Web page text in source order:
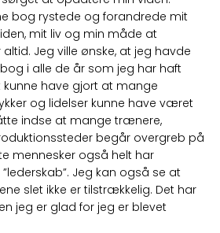
bog rystede og forandrede mit
mit liv og min måde at
Jeg ville ønske, at jeg havde
i alle de år som jeg har haft
have gjort at mange
og lidelser kunne have været
indse at mange trænere,
begår overgreb på
mennesker også helt har
Jeg kan også se at
slet ikke er tilstrækkelig. Det har
jeg er glad for jeg er blevet